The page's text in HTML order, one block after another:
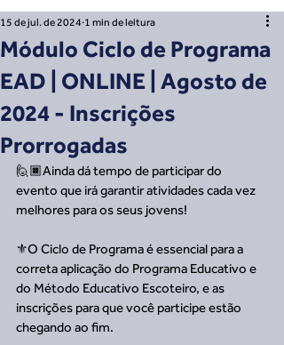
Módulo Ciclo de Programa
EAD | ONLINE | Agosto de
2024 - Inscrições
Prorrogadas
15 de jul. de 2024 1 min de leitura
🙋🏿Ainda dá tempo de participar do
evento que irá garantir atividades cada vez
melhores para os seus jovens!
⚜️O Ciclo de Programa é essencial para a
correta aplicação do Programa Educativo e
do Método Educativo Escoteiro, e as
inscrições para que você participe estão
chegando ao fim.